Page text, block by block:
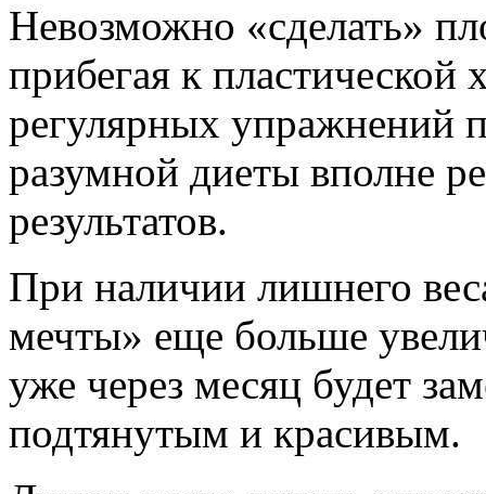
Невозможно «сделать»
прибегая к
регулярных упражнений
разумной диеты вполне
результатов.
При наличии лишнего
мечты» еще больше
уже через месяц будет
подтянутым и красивым.